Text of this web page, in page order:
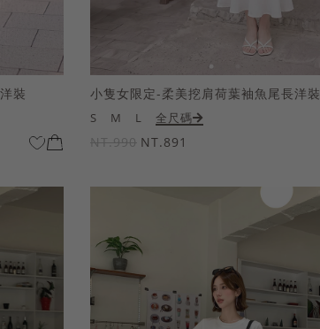
裝 小隻女限定-柔美挖肩荷葉袖魚尾長洋裝
S M L 全尺碼
NT.990 NT.891